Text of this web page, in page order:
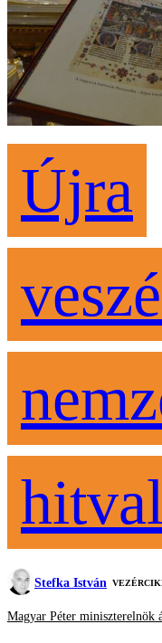
Újra
Stefka István
Magyar Péter miniszterelnök